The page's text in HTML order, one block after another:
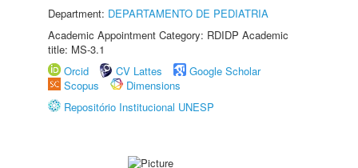
Department: DEPARTAMENTO DE PEDIATRIA
Academic Appointment Category: RDIDP Academic
title: MS-3.1
Orcid
CV Lattes
Google Scholar
Scopus
Dimensions
Repositório Institucional UNESP